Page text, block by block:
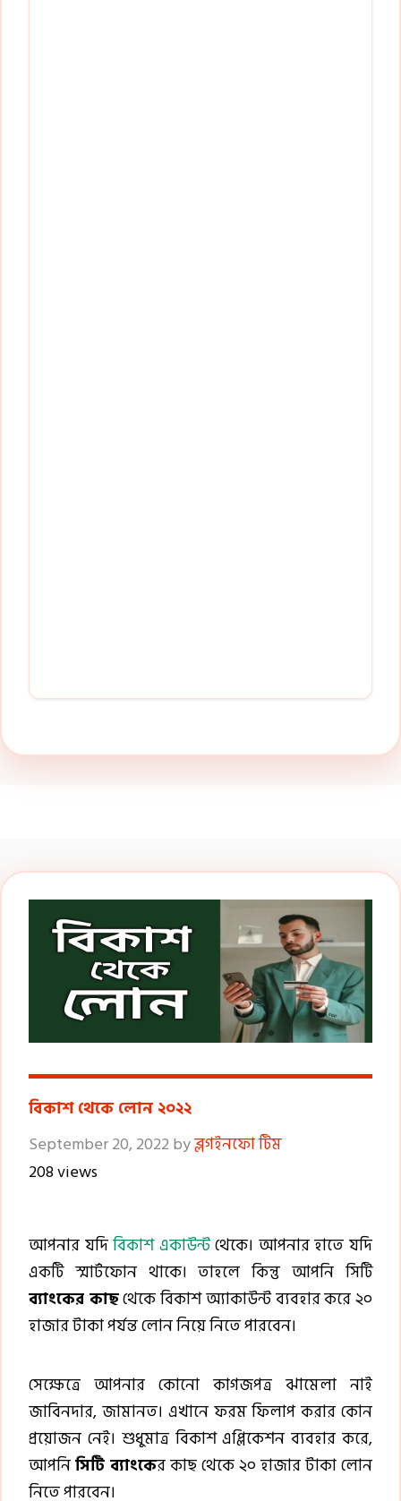
বিকাশ থেকে লোন ২০২২
September 20, 2022 byব্লগইনফো টিম
208 views
আপনার যদিবিকাশ একাউন্টথেকে। আপনার হাতে যদি
একটি স্মার্টফোন থাকে। তাহলে কিন্তু আপনি সিটি
ব্যাংকের কাছথেকে বিকাশ অ্যাকাউন্ট ব্যবহার করে ২০
হাজার টাকা পর্যন্ত লোন নিয়ে নিতে পারবেন।
সেক্ষেত্রে আপনার কোনো কাগজপত্র ঝামেলা নাই
জাবিনদার, জামানত। এখানে ফরম ফিলাপ করার কোন
প্রয়োজন নেই। শুধুমাত্র বিকাশ এপ্লিকেশন ব্যবহার করে,
আপনিসিটি ব্যাংকের কাছ থেকে ২০ হাজার টাকা লোন
নিতে পারবেন।